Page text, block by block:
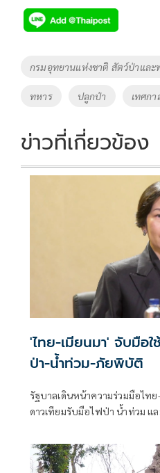
Tags
กรมอุทยานแห่งชาติ สัตว์ป่าแล
ทหาร ปลูกป่า เทศก
ข่าวที่เกี่ยวข้อง
'ไทย-เมียนมา' จับมือใ
ป่า-น้ำท่วม-ภัยพิบัติ
รัฐบาลเดินหน้าความร่วมมือไทย
ดาวเทียมรับมือไฟป่า น้ำท่วม แ